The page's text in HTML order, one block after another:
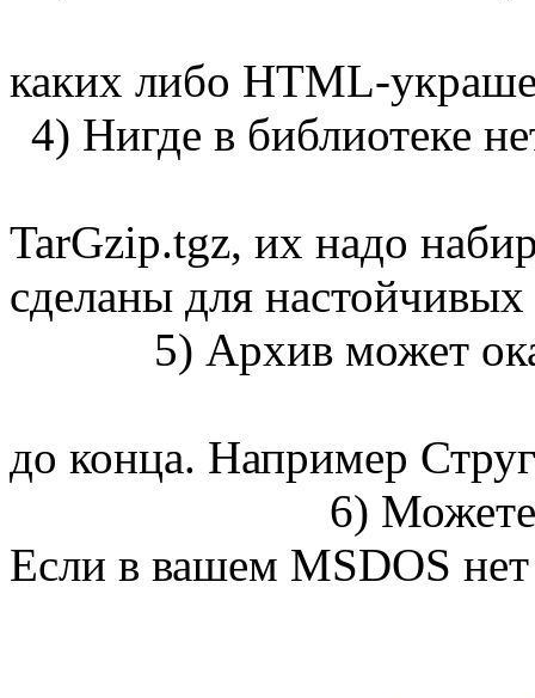
каких либо HTML-
4) Нигде в библиотеке
TarGzip.tgz, их надо
сделаны для
5) Архив может
до конца. Например
6)
Если в вашем MSDOS